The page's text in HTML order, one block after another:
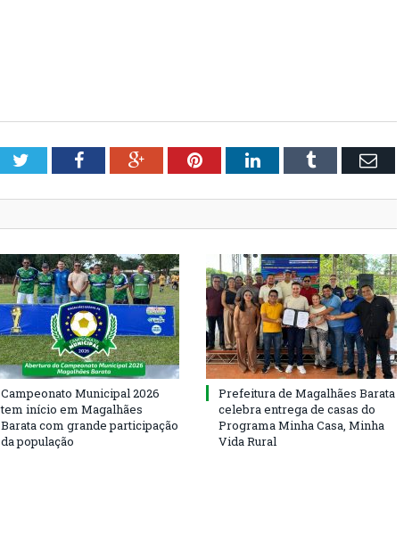
TwitterFacebookGoogle+PinterestLinkedInTumblr Email
Campeonato Municipal 2026
tem início em Magalhães
Barata com grande participação
da população
Prefeitura de Magalhães Barata
celebra entrega de casas do
Programa Minha Casa, Minha
Vida Rural